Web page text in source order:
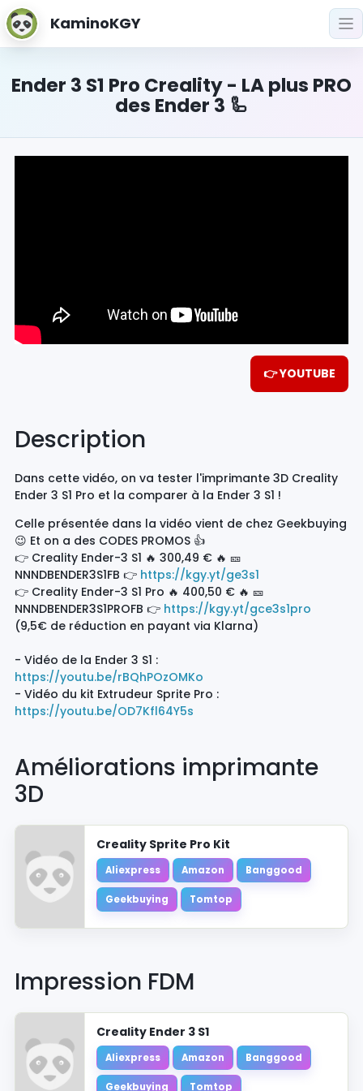
KaminoKGY
Ender 3 S1 Pro Creality - LA plus PRO
des Ender 3 🦾
👉 YOUTUBE
Description
Dans cette vidéo, on va tester l'imprimante 3D Creality
Ender 3 S1 Pro et la comparer à la Ender 3 S1 !
Celle présentée dans la vidéo vient de chez Geekbuying
😉 Et on a des CODES PROMOS 👍
👉 Creality Ender-3 S1 🔥 300,49 € 🔥 🎫
NNNDBENDER3S1FB 👉 https://kgy.yt/ge3s1
👉 Creality Ender-3 S1 Pro 🔥 400,50 € 🔥 🎫
NNNDBENDER3S1PROFB 👉 https://kgy.yt/gce3s1pro
(9,5€ de réduction en payant via Klarna)
- Vidéo de la Ender 3 S1 :
https://youtu.be/rBQhPOzOMKo
- Vidéo du kit Extrudeur Sprite Pro :
https://youtu.be/OD7Kfl64Y5s
Améliorations imprimante
3D
Creality Sprite Pro Kit
Aliexpress Amazon Banggood
Geekbuying Tomtop
Impression FDM
Creality Ender 3 S1
Aliexpress Amazon Banggood
Geekbuying Tomtop